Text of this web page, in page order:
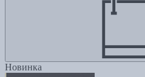
Новинка